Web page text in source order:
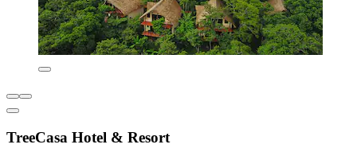
TreeCasa Hotel & Resort